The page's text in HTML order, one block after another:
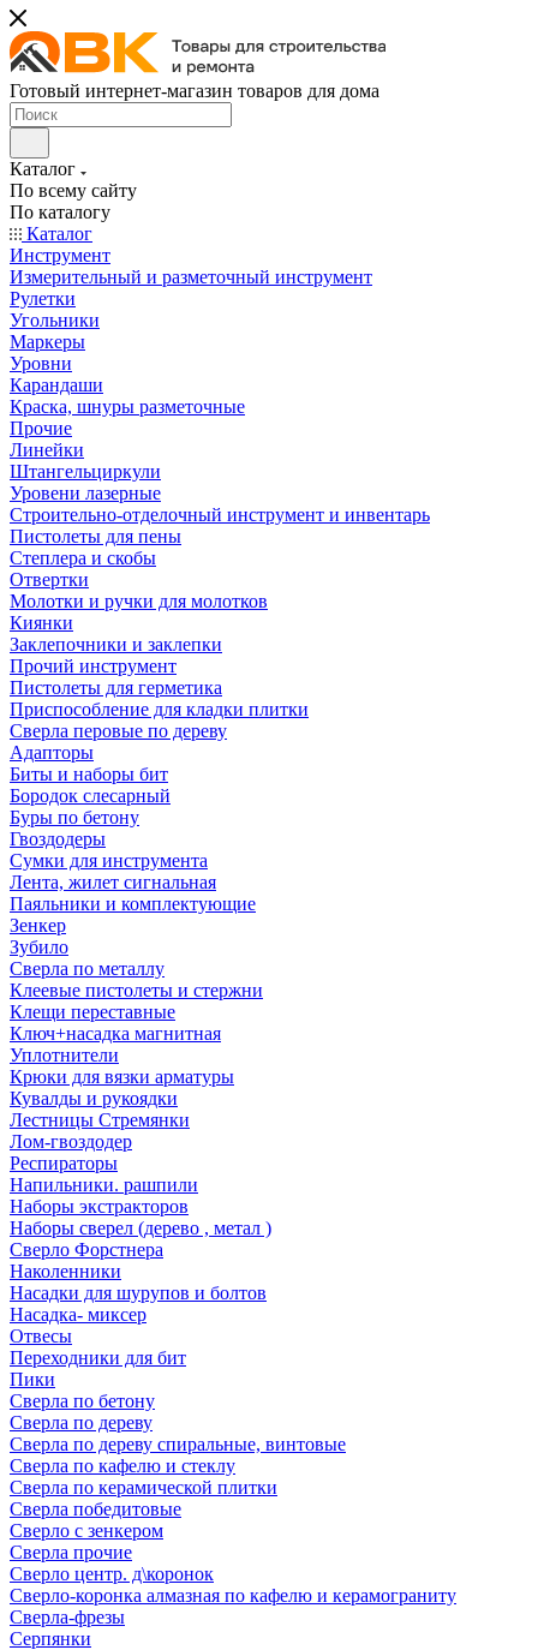
Готовый интернет-магазин товаров для дома
Каталог
По всему сайту
По каталогу
Каталог
Инструмент
Измерительный и разметочный инструмент
Рулетки
Угольники
Маркеры
Уровни
Карандаши
Краска, шнуры разметочные
Прочие
Линейки
Штангельциркули
Уровени лазерные
Строительно-отделочный инструмент и инвентарь
Пистолеты для пены
Степлера и скобы
Отвертки
Молотки и ручки для молотков
Киянки
Заклепочники и заклепки
Прочий инструмент
Пистолеты для герметика
Приспособление для кладки плитки
Сверла перовые по дереву
Адапторы
Биты и наборы бит
Бородок слесарный
Буры по бетону
Гвоздодеры
Сумки для инструмента
Лента, жилет сигнальная
Паяльники и комплектующие
Зенкер
Зубило
Сверла по металлу
Клеевые пистолеты и стержни
Клещи переставные
Ключ+насадка магнитная
Уплотнители
Крюки для вязки арматуры
Кувалды и рукоядки
Лестницы Стремянки
Лом-гвоздодер
Респираторы
Напильники. рашпили
Наборы экстракторов
Наборы сверел (дерево , метал )
Сверло Форстнера
Наколенники
Насадки для шурупов и болтов
Насадка- миксер
Отвесы
Переходники для бит
Пики
Сверла по бетону
Сверла по дереву
Сверла по дереву спиральные, винтовые
Сверла по кафелю и стеклу
Сверла по керамической плитки
Сверла победитовые
Сверло с зенкером
Сверла прочие
Сверло центр. д\коронок
Сверло-коронка алмазная по кафелю и керамограниту
Сверла-фрезы
Серпянки